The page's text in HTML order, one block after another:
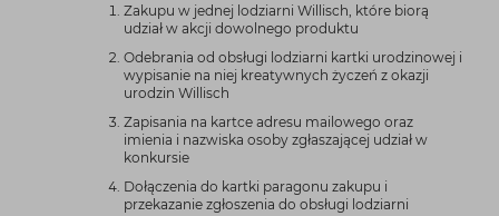
Zakupu w jednej lodziarni Willisch, które biorą
udział w akcji dowolnego produktu
Odebrania od obsługi lodziarni kartki urodzinowej i
wypisanie na niej kreatywnych życzeń z okazji
urodzin Willisch
Zapisania na kartce adresu mailowego oraz
imienia i nazwiska osoby zgłaszającej udział w
konkursie
Dołączenia do kartki paragonu zakupu i
przekazanie zgłoszenia do obsługi lodziarni